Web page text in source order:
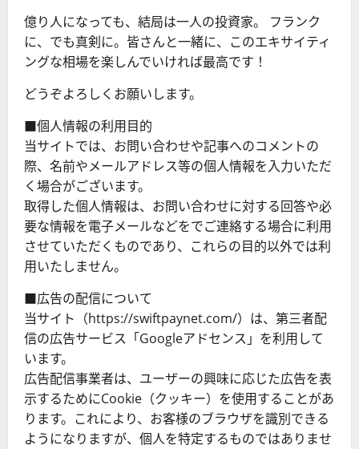
億り人になっても、結局は一人の投資家。 フランク
に、でも真剣に。皆さんと一緒に、このエキサイティ
ングな相場を楽しんでいければ最高です！
どうぞよろしくお願いします。
■個人情報の利用目的
当サイトでは、お問い合わせや記事へのコメントの
際、名前やメールアドレス等の個人情報を入力いただ
く場合がございます。
取得した個人情報は、お問い合わせに対する回答や必
要な情報を電子メールなどをでご連絡する場合に利用
させていただくものであり、これらの目的以外では利
用いたしません。
■広告の配信について
当サイト（https://swiftpaynet.com/）は、第三者配
信の広告サービス「Googleアドセンス」を利用して
います。
広告配信事業者は、ユーザーの興味に応じた広告を表
示するためにCookie（クッキー）を使用することがあ
ります。これにより、お客様のブラウザを識別できる
ようになりますが、個人を特定するものではありませ